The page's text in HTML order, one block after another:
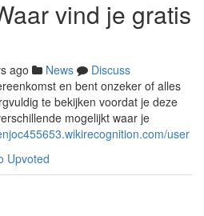
vind je gratis
ago News
Discuss
en bent onzeker of alles
te bekijken voordat je deze
mogelijkt waar je
user
Upvoted